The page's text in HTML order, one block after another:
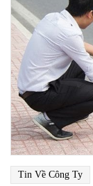
Tin Về Công Ty